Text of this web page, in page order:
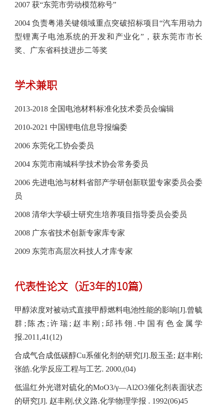
2007 获“东莞市劳动模范称号”
2004 负责粤港关键领域重点突破招标项目“汽车用动力
型锂离子电池系统的开发和产业化”，获东莞市市长
奖、广东省科技进步二等奖
学术兼职
2013-2018 全国电池材料标准化技术委员会编辑
2010-2021 中国锂电信息导报编委
2006 东莞化工协会委员
2004 东莞市南城科学技术协会常务委员
2006 先进电池与材料省部产学研创新联盟专家委员会委
员
2008 清华大学硕士研究生培养项目指导委员会委员
2008 广东省技术创新专家库专家
2009 东莞市高层次科技人才库专家
代表性论文（近3年的10篇）
甲醇浓度对被动式直接甲醇燃料电池性能的影响[J].曾毓
群;陈杰;许瑞;赵丰刚;邱祎翎.中国有色金属学
报.2011,41(12)
合成气合成低碳醇Cu系催化剂的研究[J].殷玉圣; 赵丰刚;
张皓.化学反应工程与工艺. 2000,(04)
低温红外光谱对硫化的MoO3/γ—Al2O3催化剂表面状态
的研究[J]. 赵丰刚,伏义路.化学物理学报 . 1992(06)45